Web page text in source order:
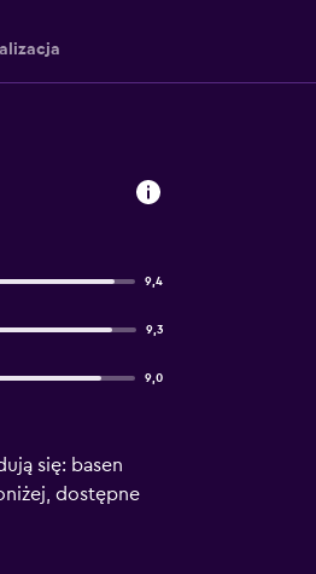
9,4
9,3
9,0
się: basen
dostępne